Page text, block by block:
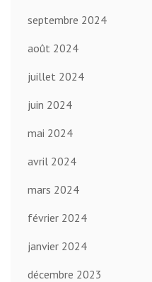
septembre 2024
août 2024
juillet 2024
juin 2024
mai 2024
avril 2024
mars 2024
février 2024
janvier 2024
décembre 2023